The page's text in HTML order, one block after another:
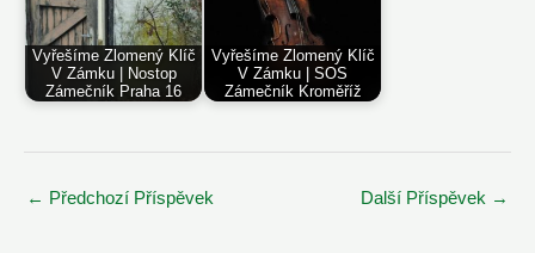
Vyřešíme Zlomený Klíč
V Zámku | Nostop
Zámečník Praha 16
Vyřešíme Zlomený Klíč
V Zámku | SOS
Zámečník Kroměříž
Post
← Předchozí Příspěvek Další Příspěvek →